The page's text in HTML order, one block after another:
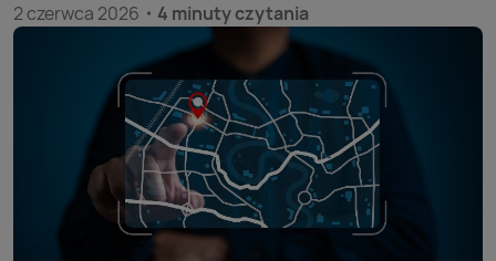
sposobów, które pozwalają szybko skopiować
najważniejsze informacje na nowe urządzenie.
2 czerwca 2026 4 minuty czytania